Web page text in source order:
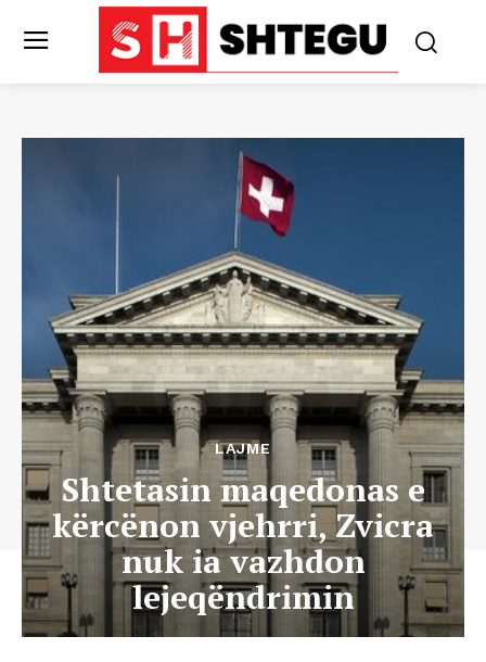
LAJME
Shtetasin maqedonas e
kërcënon vjehrri, Zvicra
nuk ia vazhdon
lejeqëndrimin